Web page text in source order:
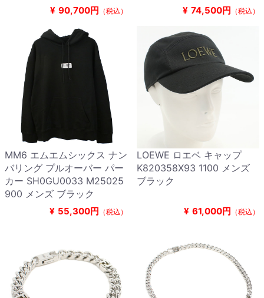
¥ 90,700円 （税込） ¥ 74,500円 （税込）
MM6 エムエムシックス ナン
バリング プルオーバー パー
カー SH0GU0033 M25025
900 メンズ ブラック
¥ 55,300円 （税込）
LOEWE ロエベ キャップ
K820358X93 1100 メンズ
ブラック
¥ 61,000円 （税込）